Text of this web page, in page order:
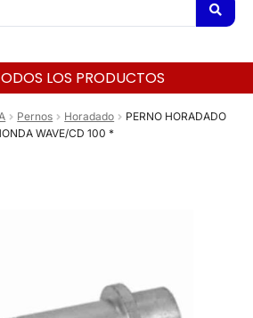
LOS PRODUCTOS
Pernos Horadado
PERNO HORADADO
WAVE/CD 100 *